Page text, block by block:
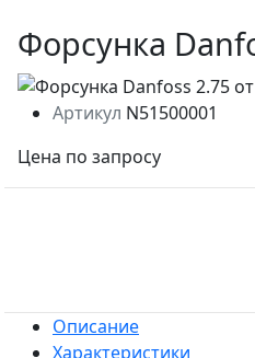
Форсунка
Артикул N51500001
Цена по запросу
Описание
Характеристики